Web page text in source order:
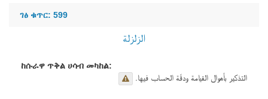
ገፅ ቁጥር: 599
الزلزلة
ከሱራዋ ጥቅል ሀሳብ መካከል:
التذكير بأهوال القيامة ودقّة الحساب فيها.